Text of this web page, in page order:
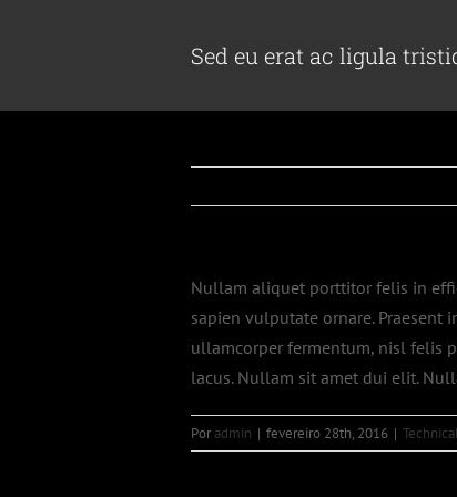
Sed eu erat ac ligula
Nullam aliquet porttitor felis in
sapien vulputate ornare. Praesent
ullamcorper fermentum, nisl felis
lacus. Nullam sit amet dui elit.
Por admin | fevereiro 28th, 2016 |